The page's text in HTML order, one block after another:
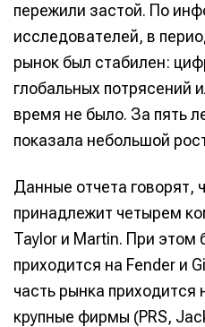
пережили застой. По
исследователей, в
рынок был стабилен:
глобальных потрясений
время не было. За пять
показала небольшой
Данные отчета говорят,
принадлежит четырем
Taylor и Martin. При этом
приходится на Fender и
часть рынка приходится
крупные фирмы (PRS,